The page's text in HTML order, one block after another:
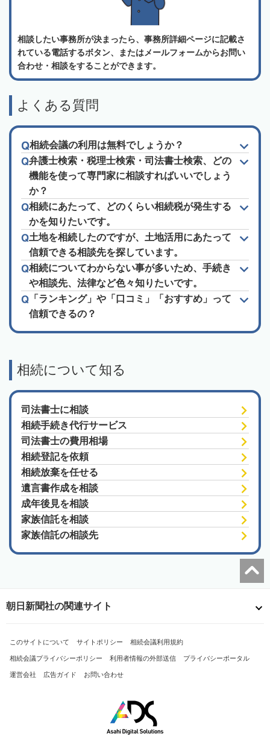
相談したい事務所が決まったら、事務所詳細ページに記載さ
れている電話するボタン、またはメールフォームからお問い
合わせ・相談をすることができます。
よくある質問
相続会議の利用は無料でしょうか？
弁護士検索・税理士検索・司法書士検索、どの
機能を使って専門家に相談すればいいでしょう
か？
相続にあたって、どのくらい相続税が発生する
かを知りたいです。
土地を相続したのですが、土地活用にあたって
信頼できる相談先を探しています。
相続についてわからない事が多いため、手続き
や相談先、法律など色々知りたいです。
「ランキング」や「口コミ」「おすすめ」って
信頼できるの？
相続について知る
司法書士に相談
相続手続き代行サービス
司法書士の費用相場
相続登記を依頼
相続放棄を任せる
遺言書作成を相談
成年後見を相談
家族信託を相談
家族信託の相談先
朝日新聞社の関連サイト
このサイトについて サイトポリシー 相続会議利用規約
相続会議プライバシーポリシー 利用者情報の外部送信 プライバシーポータル
運営会社 広告ガイド お問い合わせ